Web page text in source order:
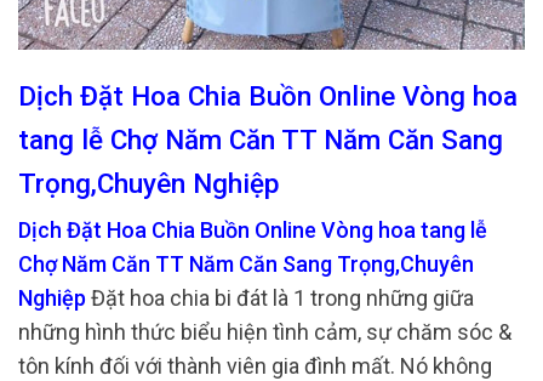
Dịch Đặt Hoa Chia Buồn Online Vòng hoa
tang lễ Chợ Năm Căn TT Năm Căn Sang
Trọng,Chuyên Nghiệp
Dịch Đặt Hoa Chia Buồn Online Vòng hoa tang lễ
Chợ Năm Căn TT Năm Căn Sang Trọng,Chuyên
Nghiệp Đặt hoa chia bi đát là 1 trong những giữa
những hình thức biểu hiện tình cảm, sự chăm sóc &
tôn kính đối với thành viên gia đình mất. Nó không